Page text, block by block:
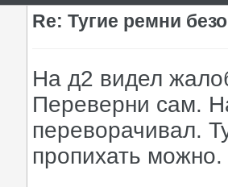
Re: Тугие ремни
На д2 видел
Переверни сам.
переворачивал.
пропихать можно.